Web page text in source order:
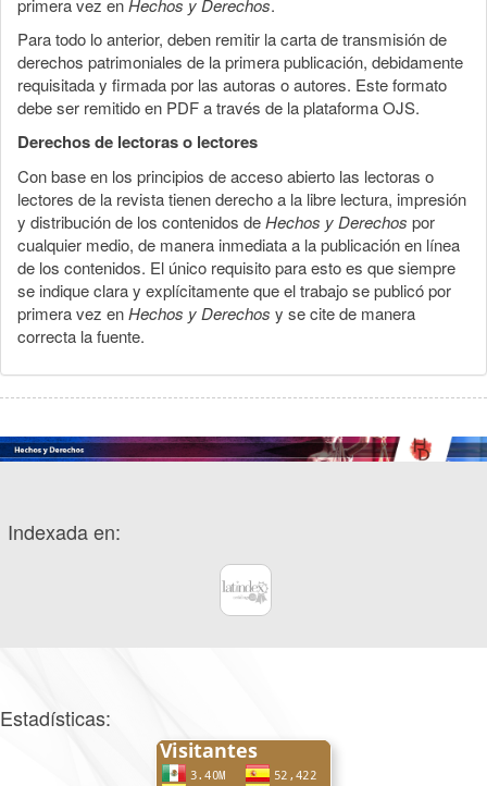
primera vez enHechos y Derechos.
Para todo lo anterior, deben remitir la carta de transmisión de
derechos patrimoniales de la primera publicación, debidamente
requisitada y firmada por las autoras o autores. Este formato
debe ser remitido en PDF a través de la plataforma OJS.
Derechos de lectoras o lectores
Con base en los principios de acceso abierto las lectoras o
lectores de la revista tienen derecho a la libre lectura, impresión
y distribución de los contenidos deHechos y Derechos por
cualquier medio, de manera inmediata a la publicación en línea
de los contenidos. El único requisito para esto es que siempre
se indique clara y explícitamente que el trabajo se publicó por
primera vez enHechos y Derechos y se cite de manera
correcta la fuente.
Indexada en:
Estadísticas: